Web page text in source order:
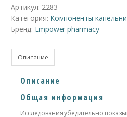
Цианокобаламин
(Витамин
Б12)
Артикул: 2283
Категория: Компоненты
Бренд: Empower pharmacy
Описание
Описание
Общая информация
Исследования убедительно